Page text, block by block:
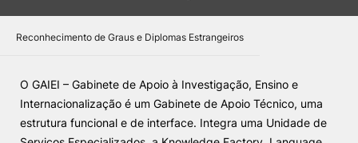
Docentes
Investigação e Projetos
Alunos
Reconhecimento de Graus e Diplomas Estrangeiros
O GAIEI – Gabinete de Apoio à Investigação, Ensino e
Internacionalização é um Gabinete de Apoio Técnico, uma
estrutura funcional e de interface. Integra uma Unidade de